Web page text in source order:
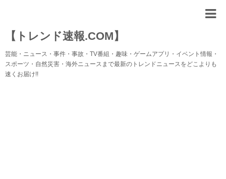
【トレンド速報.COM】
芸能・ニュース・事件・事故・TV番組・趣味・ゲームアプリ・イベント情報・
スポーツ・自然災害・海外ニュースまで最新のトレンドニュースをどこよりも
速くお届け!!